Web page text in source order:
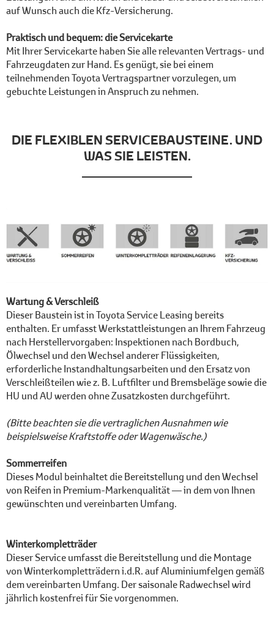
auf Wunsch auch die Kfz-Versicherung.
Praktisch und bequem: die Servicekarte
Mit Ihrer Servicekarte haben Sie alle relevanten Vertrags- und
Fahrzeugdaten zur Hand. Es genügt, sie bei einem
teilnehmenden Toyota Vertragspartner vorzulegen, um
gebuchte Leistungen in Anspruch zu nehmen.
DIE FLEXIBLEN SERVICEBAUSTEINE. UND
WAS SIE LEISTEN.
Wartung & Verschleiß
Dieser Baustein ist in Toyota Service Leasing bereits
enthalten. Er umfasst Werkstattleistungen an Ihrem Fahrzeug
nach Herstellervorgaben: Inspektionen nach Bordbuch,
Ölwechsel und den Wechsel anderer Flüssigkeiten,
erforderliche Instandhaltungsarbeiten und den Ersatz von
Verschleißteilen wie z. B. Luftfilter und Bremsbeläge sowie die
HU und AU werden ohne Zusatzkosten durchgeführt.
(Bitte beachten sie die vertraglichen Ausnahmen wie
beispielsweise Kraftstoffe oder Wagenwäsche.)
Sommerreifen
Dieses Modul beinhaltet die Bereitstellung und den Wechsel
von Reifen in Premium-Markenqualität — in dem von Ihnen
gewünschten und vereinbarten Umfang.
Winterkompletträder
Dieser Service umfasst die Bereitstellung und die Montage
von Winterkompletträdern i.d.R. auf Aluminiumfelgen gemäß
dem vereinbarten Umfang. Der saisonale Radwechsel wird
jährlich kostenfrei für Sie vorgenommen.